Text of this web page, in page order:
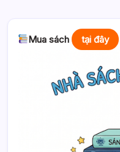
Mua sách tại đây